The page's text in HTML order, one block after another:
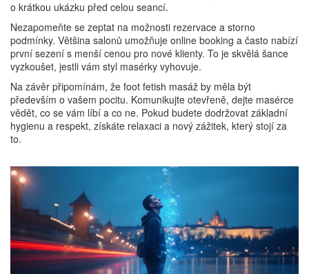
o krátkou ukázku před celou seancí.
Nezapomeňte se zeptat na možnosti rezervace a storno
podmínky. Většina salonů umožňuje online booking a často nabízí
první sezení s menší cenou pro nové klienty. To je skvělá šance
vyzkoušet, jestli vám styl masérky vyhovuje.
Na závěr připomínám, že foot fetish masáž by měla být
především o vašem pocitu. Komunikujte otevřeně, dejte masérce
vědět, co se vám líbí a co ne. Pokud budete dodržovat základní
hygienu a respekt, získáte relaxaci a nový zážitek, který stojí za
to.